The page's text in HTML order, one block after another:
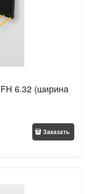
6.32 (ширина
Заказать